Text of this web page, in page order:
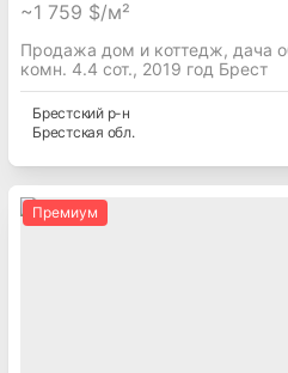
~1 759 $/м²
Продажа дом и коттедж, дача
комн. 4.4 сот., 2019 год Брест
Брестскийр-н
Брестская обл.
Премиум